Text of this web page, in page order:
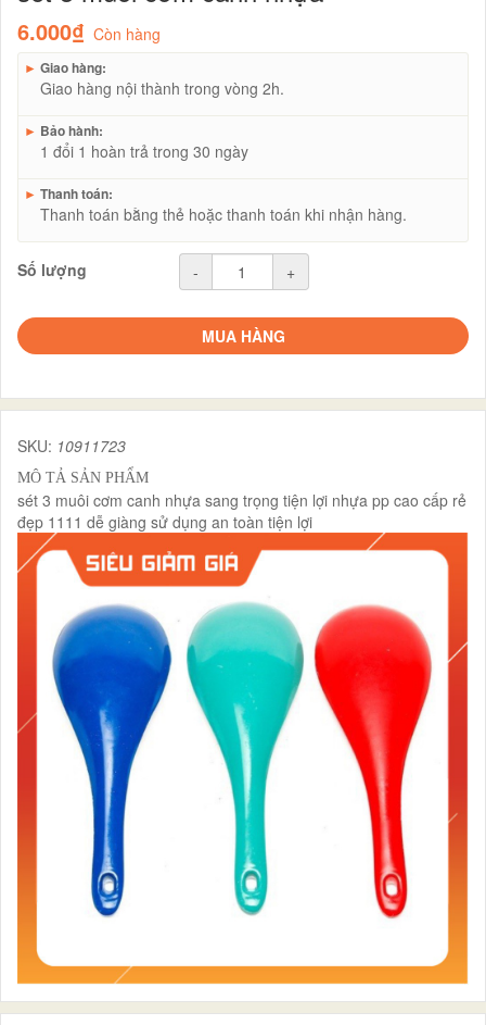
6.000₫ Còn hàng
► Giao hàng:
Giao hàng nội thành trong vòng 2h.
► Bảo hành:
1 đổi 1 hoàn trả trong 30 ngày
► Thanh toán:
Thanh toán bằng thẻ hoặc thanh toán khi nhận hàng.
Số lượng - +
MUA HÀNG
SKU: 10911723
MÔ TẢ SẢN PHẨM
sét 3 muôi cơm canh nhựa sang trọng tiện lợi nhựa pp cao cấp rẻ
đẹp 1111 dễ giàng sử dụng an toàn tiện lợi